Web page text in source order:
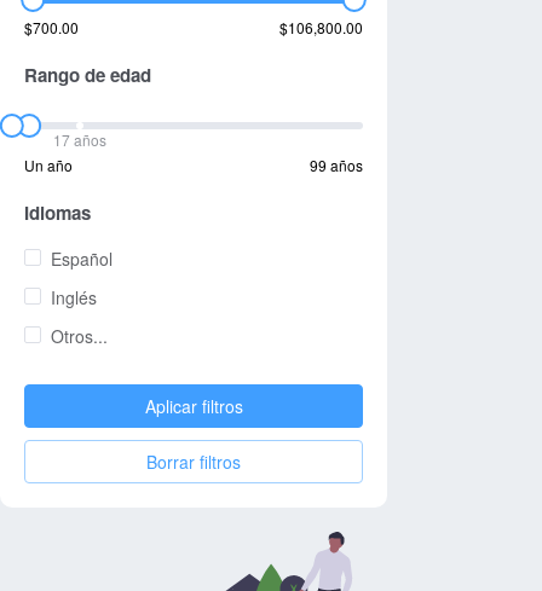
$700.00 $106,800.00
Rango de edad
17 años
Un año
99 años
Idiomas
Español
Inglés
Otros...
Aplicar filtros
Borrar filtros